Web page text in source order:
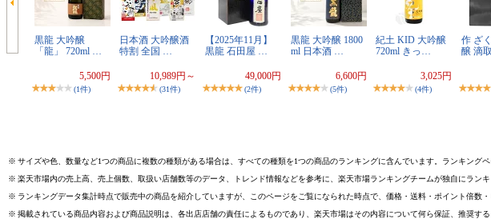
黒龍 大吟醸
「龍」 720ml …
5,500円
(1件)
日本酒 大吟醸酒
特割 全国 …
10,989円～
(31件)
【2025年11月】
黒龍 石田屋 …
49,000円
(2件)
黒龍 大吟醸 1800
ml 日本酒 …
6,600円
(5件)
紀土 KID 大吟醸
720ml きっ…
3,025円
(4件)
作 ざ
醸 滴
※ サイズや色、数量など1つの商品に複数の種類がある場合は、すべての種類を1つの商品のランキングに含んでいます。ランキング
※ 楽天市場内の売上高、売上個数、取扱い店舗数等のデータ、トレンド情報などを参考に、楽天市場ランキングチームが独自にラ
※ ランキングデータ集計時点で販売中の商品を紹介していますが、このページをご覧になられた時点で、価格・送料・ポイント倍数
※ 掲載されている商品内容および商品説明は、各出店店舗の責任によるものであり、楽天市場はその内容について何ら保証、推奨する